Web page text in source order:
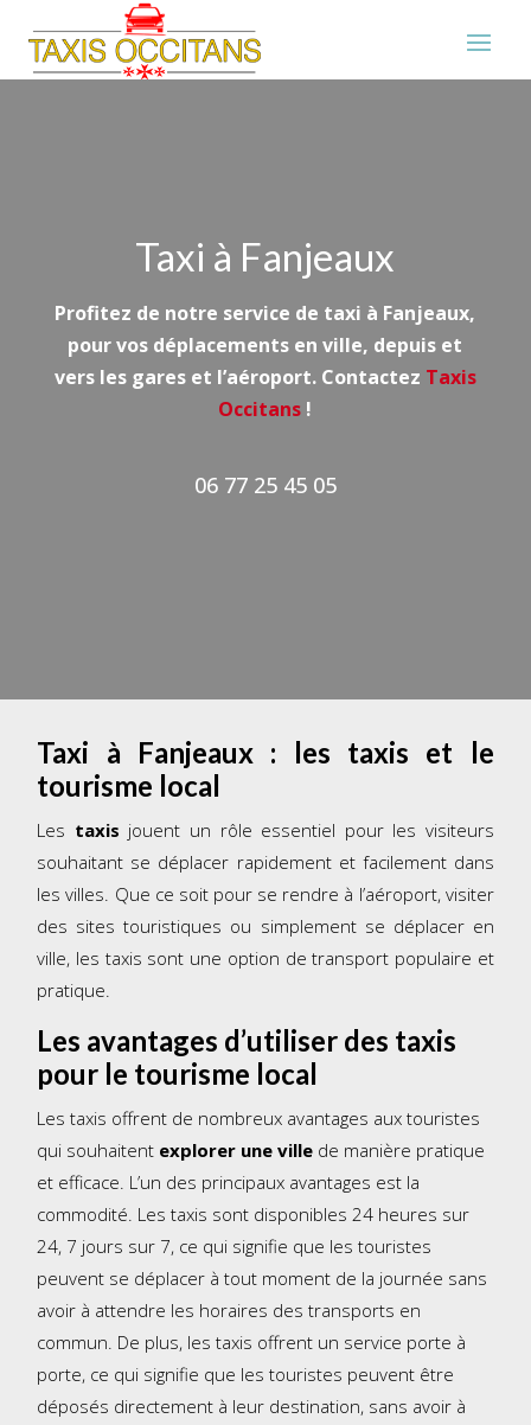
Taxi à Fanjeaux
Profitez de notre service de taxi à Fanjeaux,
pour vos déplacements en ville, depuis et
vers les gares et l’aéroport. Contactez Taxis
Occitans !
06 77 25 45 05
Taxi à Fanjeaux : les taxis et le
tourisme local
Les taxis jouent un rôle essentiel pour les visiteurs
souhaitant se déplacer rapidement et facilement dans
les villes. Que ce soit pour se rendre à l’aéroport, visiter
des sites touristiques ou simplement se déplacer en
ville, les taxis sont une option de transport populaire et
pratique.
Les avantages d’utiliser des taxis
pour le tourisme local
Les taxis offrent de nombreux avantages aux touristes
qui souhaitent explorer une ville de manière pratique
et efficace. L’un des principaux avantages est la
commodité. Les taxis sont disponibles 24 heures sur
24, 7 jours sur 7, ce qui signifie que les touristes
peuvent se déplacer à tout moment de la journée sans
avoir à attendre les horaires des transports en
commun. De plus, les taxis offrent un service porte à
porte, ce qui signifie que les touristes peuvent être
déposés directement à leur destination, sans avoir à